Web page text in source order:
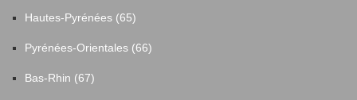
Hautes-Pyrénées (65)
Pyrénées-Orientales (66)
Bas-Rhin (67)